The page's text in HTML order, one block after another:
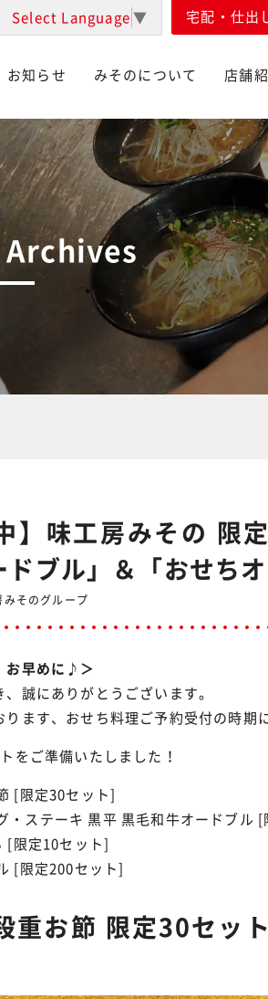
Select Language▼ 宅配・仕出
お知らせ みそのについて 店舗
】味工房みその 限
ドブル」＆「おせちオ
みそのグループ
お早めに♪＞
誠にありがとうございます。
ます、おせち料理ご予約受付の時期
をご準備いたしました！
[限定30セット]
・ステーキ 黒平 黒毛和牛オードブル
[限定10セット]
[限定200セット]
重お節 限定30セッ